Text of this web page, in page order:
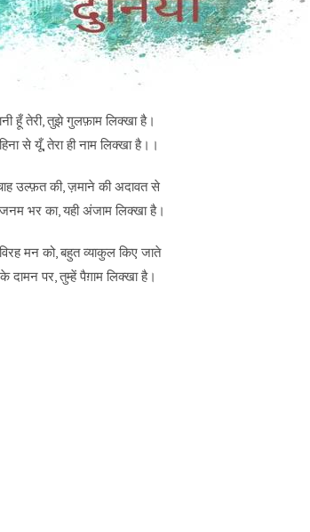
हूँ तेरी, तुझे गुलफ़ाम लिक्खा है।
से यूँ, तेरा ही नाम लिक्खा है।।
उल्फ़त की, ज़माने की अदावत से
जनम भर का, यही अंजाम लिक्खा है।
मन को, बहुत व्याकुल किए जाते
के दामन पर, तुम्हें पैग़ाम लिक्खा है।